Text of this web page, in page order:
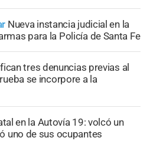
Nueva instancia judicial en la
para la Policía de Santa Fe
tres denuncias previas al
se incorpore a la
en la Autovía 19: volcó un
uno de sus ocupantes